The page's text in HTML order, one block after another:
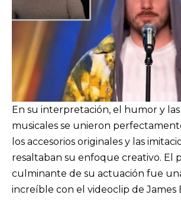
En su interpretación, el humor y
musicales se unieron
los accesorios originales y las
resaltaban su enfoque creativo. El
culminante de su actuación fue
increíble con el videoclip de James